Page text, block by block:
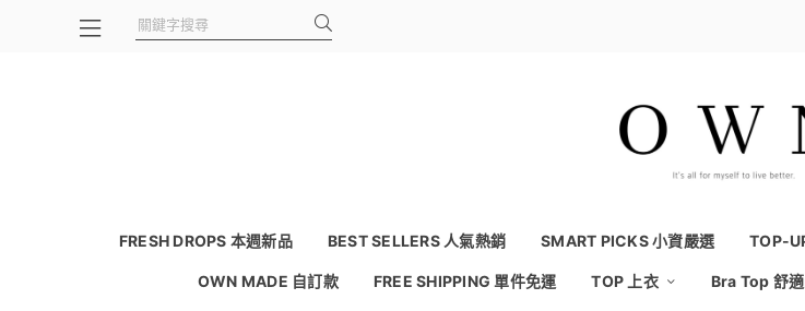
FRESH DROPS 本週新品 BEST SELLERS 人氣熱銷 SMART PICKS 小資嚴選 TOP-
OWN MADE 自訂款 FREE SHIPPING 單件免運 TOP 上衣 Bra Top 舒